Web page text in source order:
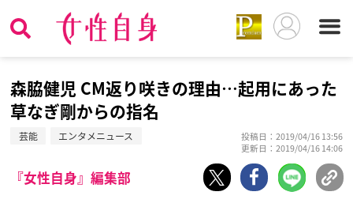
森脇健児 CM返り咲きの理由…起用にあった
草なぎ剛からの指名
芸能 エンタメニュース
投稿日：2019/04/16 13:56
更新日：2019/04/16 14:06
『女性自身』編集部